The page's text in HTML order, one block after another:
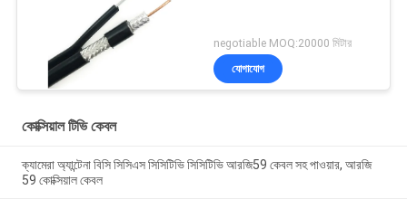
negotiable MOQ:20000 মিটার
যোগাযোগ
কোক্সিয়াল টিভি কেবল
ক্যামেরা অ্যান্টেনা বিসি সিসিএস সিসিটিভি সিসিটিভি আরজি59 কেবল সহ পাওয়ার, আরজি
59 কোক্সিয়াল কেবল